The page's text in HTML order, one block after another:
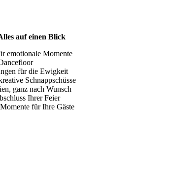
auf einen Blick
emotionale Momente
für die Ewigkeit
Schnappschüsse
ganz nach Wunsch
Ihrer Feier
für Ihre Gäste